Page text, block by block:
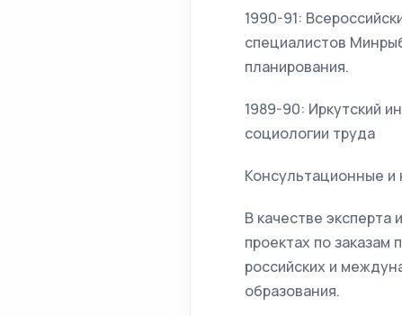
1990-91:
специалистов
планирования.
1989-90: Иркутский
социологии труда
Консультационные и
В качестве эксперта
проектах по заказам
российских и
образования.